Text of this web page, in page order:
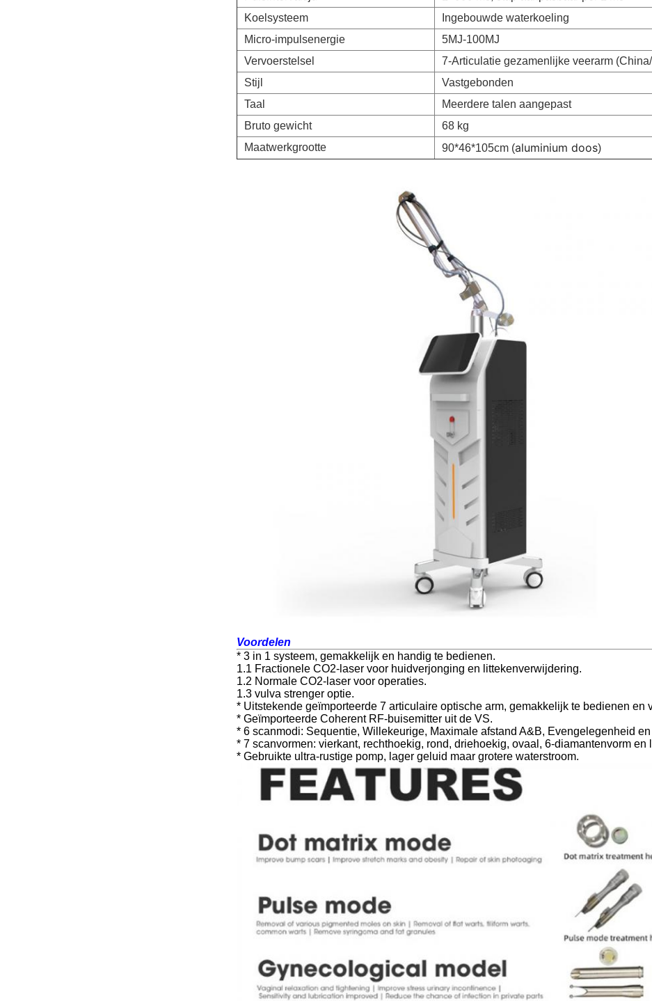
Koelsysteem
Ingebouwde waterkoeling
Micro-impulsenergie
5MJ-100MJ
Vervoerstelsel
7-Articulatie gezamenlijke veerarm
Stijl
Vastgebonden
Taal
Meerdere talen aangepast
Bruto gewicht
68 kg
Maatwerkgrootte
90*46*105cm (aluminium doos)
Voordelen
* 3 in 1 systeem, gemakkelijk en handig te bedienen.
1.1 Fractionele CO2-laser voor huidverjonging en littekenverwijdering.
1.2 Normale CO2-laser voor operaties.
1.3 vulva strenger optie.
* Uitstekende geïmporteerde 7 articulaire optische arm, gemakkelijk te bedienen en
* Geïmporteerde Coherent RF-buisemitter uit de VS.
* 6 scanmodi: Sequentie, Willekeurige, Maximale afstand A&B, Evengelegenheid
* 7 scanvormen: vierkant, rechthoekig, rond, driehoekig, ovaal, 6-diamantenvorm en
* Gebruikte ultra-rustige pomp, lager geluid maar grotere waterstroom.